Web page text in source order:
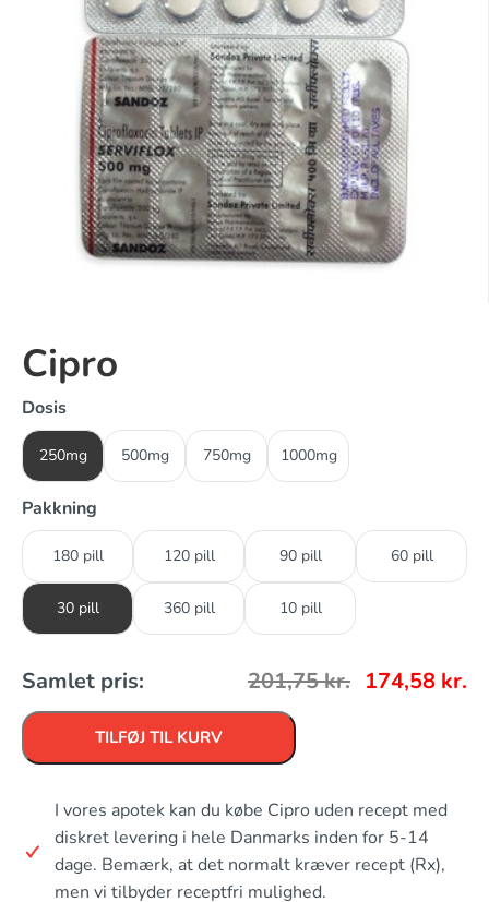
Cipro
Dosis
250mg 500mg 750mg 1000mg
Pakkning
180 pill 120 pill 90 pill 60 pill
30 pill 360 pill 10 pill
Samlet pris: 201,75kr. 174,58 kr.
TILFØJ TIL KURV
I vores apotek kan du købe Cipro uden recept med
diskret levering i hele Danmarks inden for 5-14
dage. Bemærk, at det normalt kræver recept (Rx),
men vi tilbyder receptfri mulighed.